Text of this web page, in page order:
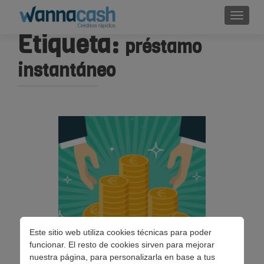
Este sitio web utiliza cookies técnicas para poder
funcionar. El resto de cookies sirven para mejorar
nuestra página, para personalizarla en base a tus
Etiqueta: préstamo
instantáneo